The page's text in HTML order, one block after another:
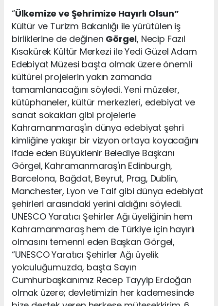
“Ülkemize ve Şehrimize Hayırlı Olsun”
Kültür ve Turizm Bakanlığı ile yürütülen iş
birliklerine de değinen Görgel, Necip Fazıl
Kısakürek Kültür Merkezi ile Yedi Güzel Adam
Edebiyat Müzesi başta olmak üzere önemli
kültürel projelerin yakın zamanda
tamamlanacağını söyledi. Yeni müzeler,
kütüphaneler, kültür merkezleri, edebiyat ve
sanat sokakları gibi projelerle
Kahramanmaraş'ın dünya edebiyat şehri
kimliğine yakışır bir vizyon ortaya koyacağını
ifade eden Büyüklenir Belediye Başkanı
Görgel, Kahramanmaraş'ın Edinburgh,
Barcelona, Bağdat, Beyrut, Prag, Dublin,
Manchester, Lyon ve Taif gibi dünya edebiyat
şehirleri arasındaki yerini aldığını söyledi.
UNESCO Yaratıcı Şehirler Ağı üyeliğinin hem
Kahramanmaraş hem de Türkiye için hayırlı
olmasını temenni eden Başkan Görgel,
“UNESCO Yaratıcı Şehirler Ağı üyelik
yolculuğumuzda, başta Sayın
Cumhurbaşkanımız Recep Tayyip Erdoğan
olmak üzere; devletimizin her kademesinde